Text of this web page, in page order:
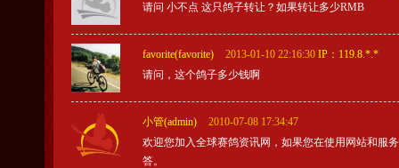
请问 小不点 这只鸽子转让？如果转让多少RMB
favorite(favorite) 2013-01-10 22:16:30 IP：119.8.*.*
请问，这个鸽子多少钱啊
小管(admin)
2010-07-08 17:34:47
欢迎您加入全球赛鸽资讯网，如果您在使用网站和服
答。